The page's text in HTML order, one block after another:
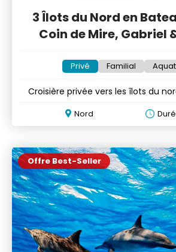
3 Îlots du Nord en
Coin de Mire, Gabriel
Privé Familial
Croisière privée vers les îlots du
Nord
Offre Best-Seller